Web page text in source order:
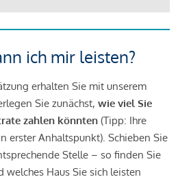
ich mir leisten?
erhalten Sie mit unserem
Sie zunächst, wie viel Sie
zahlen könnten (Tipp: Ihre
erster Anhaltspunkt). Schieben Sie
Stelle – so finden Sie
welches Haus Sie sich leisten